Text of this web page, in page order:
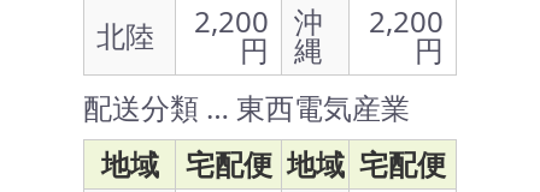
北陸
2,200
円
沖
縄
2,200
円
配送分類 … 東西電気産業
地域
宅配便 地域 宅配便